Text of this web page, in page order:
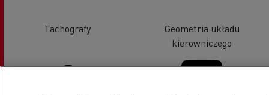
Tachografy
Geometria układu
kierowniczego